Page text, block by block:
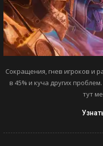
Сокращения, гнев игроков и
в 45% и куча других
тут